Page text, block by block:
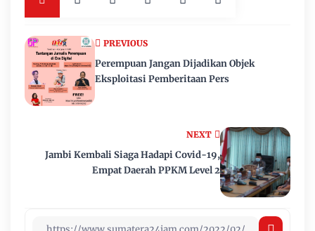
NEXT
Jambi Kembali Siaga Hadapi Covid-19,
Empat Daerah PPKM Level 2
PREVIOUS
Perempuan Jangan Dijadikan Objek
Eksploitasi Pemberitaan Pers